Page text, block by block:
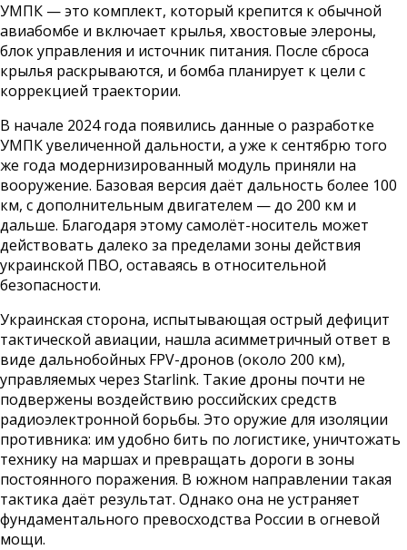
УМПК — это комплект, который крепится к обычной
авиабомбе и включает крылья, хвостовые элероны,
блок управления и источник питания. После сброса
крылья раскрываются, и бомба планирует к цели с
коррекцией траектории.
В начале 2024 года появились данные о разработке
УМПК увеличенной дальности, а уже к сентябрю того
же года модернизированный модуль приняли на
вооружение. Базовая версия даёт дальность более 100
км, с дополнительным двигателем — до 200 км и
дальше. Благодаря этому самолёт-носитель может
действовать далеко за пределами зоны действия
украинской ПВО, оставаясь в относительной
безопасности.
Украинская сторона, испытывающая острый дефицит
тактической авиации, нашла асимметричный ответ в
виде дальнобойных FPV-дронов (около 200 км),
управляемых через Starlink. Такие дроны почти не
подвержены воздействию российских средств
радиоэлектронной борьбы. Это оружие для изоляции
противника: им удобно бить по логистике, уничтожать
технику на маршах и превращать дороги в зоны
постоянного поражения. В южном направлении такая
тактика даёт результат. Однако она не устраняет
фундаментального превосходства России в огневой
мощи.